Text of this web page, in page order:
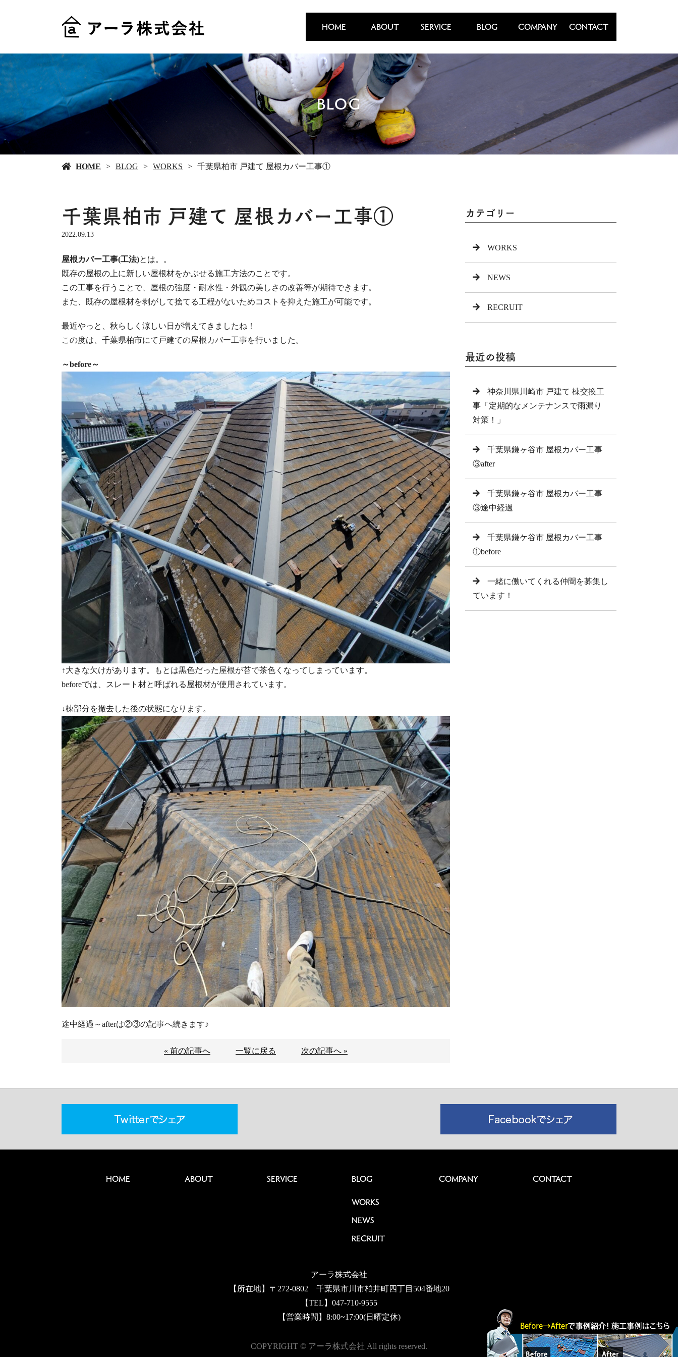
HOME ABOUT SERVICE BLOG COMPANY CONTACT
BLOG
HOME BLOG WORKS 千葉県柏市 戸建て 屋根カバー工事①
千葉県柏市 戸建て 屋根カバー工事①
2022.09.13
屋根カバー工事(工法)とは。。
既存の屋根の上に新しい屋根材をかぶせる施工方法のことです。
この工事を行うことで、屋根の強度・耐水性・外観の美しさの改善等が期待できます。
また、既存の屋根材を剥がして捨てる工程がないためコストを抑えた施工が可能です。
最近やっと、秋らしく涼しい日が増えてきましたね！
この度は、千葉県柏市にて戸建ての屋根カバー工事を行いました。
～before～
↑大きな欠けがあります。もとは黒色だった屋根が苔で茶色くなってしまっています。
beforeでは、スレート材と呼ばれる屋根材が使用されています。
↓棟部分を撤去した後の状態になります。
途中経過～afterは②③の記事へ続きます♪
« 前の記事へ 一覧に戻る 次の記事へ »
カテゴリー
WORKS
NEWS
RECRUIT
最近の投稿
神奈川県川崎市 戸建て 棟交換工
事「定期的なメンテナンスで雨漏り
対策！」
千葉県鎌ヶ谷市 屋根カバー工事
③after
千葉県鎌ヶ谷市 屋根カバー工事
③途中経過
千葉県鎌ケ谷市 屋根カバー工事
①before
一緒に働いてくれる仲間を募集し
ています！
HOME ABOUT SERVICE BLOG
WORKS
NEWS
RECRUIT
COMPANY CONTACT
アーラ株式会社
【所在地】〒272-0802 千葉県市川市柏井町四丁目504番地20
【TEL】047-710-9555
【営業時間】8:00~17:00(日曜定休)
COPYRIGHT © アーラ株式会社 All rights reserved.